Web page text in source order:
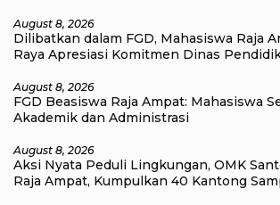
August 8, 2026
Dilibatkan dalam FGD, Mahasiswa Raja
Raya Apresiasi Komitmen Dinas
August 8, 2026
FGD Beasiswa Raja Ampat: Mahasiswa
Akademik dan Administrasi
August 8, 2026
Aksi Nyata Peduli Lingkungan, OMK
Raja Ampat, Kumpulkan 40 Kantong